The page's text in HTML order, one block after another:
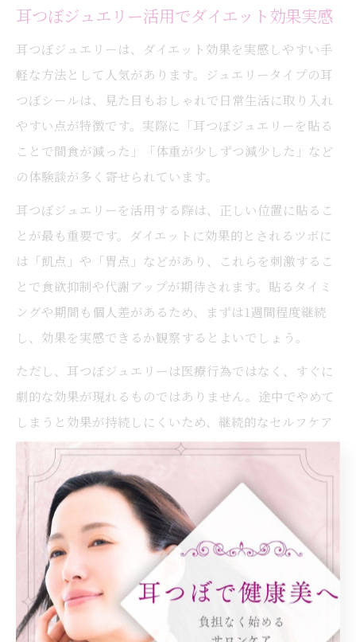
耳つぼジュエリー活用でダイエット効果実感
耳つぼジュエリーは、ダイエット効果を実感しやすい手
軽な方法として人気があります。ジュエリータイプの耳
つぼシールは、見た目もおしゃれで日常生活に取り入れ
やすい点が特徴です。実際に「耳つぼジュエリーを貼る
ことで間食が減った」「体重が少しずつ減少した」など
の体験談が多く寄せられています。
耳つぼジュエリーを活用する際は、正しい位置に貼るこ
とが最も重要です。ダイエットに効果的とされるツボに
は「飢点」や「胃点」などがあり、これらを刺激するこ
とで食欲抑制や代謝アップが期待されます。貼るタイミ
ングや期間も個人差があるため、まずは1週間程度継続
し、効果を実感できるか観察するとよいでしょう。
ただし、耳つぼジュエリーは医療行為ではなく、すぐに
劇的な効果が現れるものではありません。途中でやめて
しまうと効果が持続しにくいため、継続的なセルフケア
や生活習慣の見直しと合わせて実践することが大切で
す。安全に使うためにも、使用上の注意や貼ってはいけ
ない場所を事前に確認しましょう。
耳つぼの正しい位置とダイエットの関係性
耳つぼダイエットの効果を最大限に引き出すには、ツボ
の正しい位置を知ることが不可欠です。耳には「飢点」
「胃点」「神門」などダイエットや自律神経の調整に関